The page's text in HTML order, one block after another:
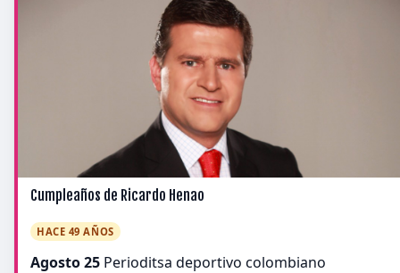
Cumpleaños de Ricardo Henao
HACE 49 AÑOS
Agosto 25 Perioditsa deportivo colombiano